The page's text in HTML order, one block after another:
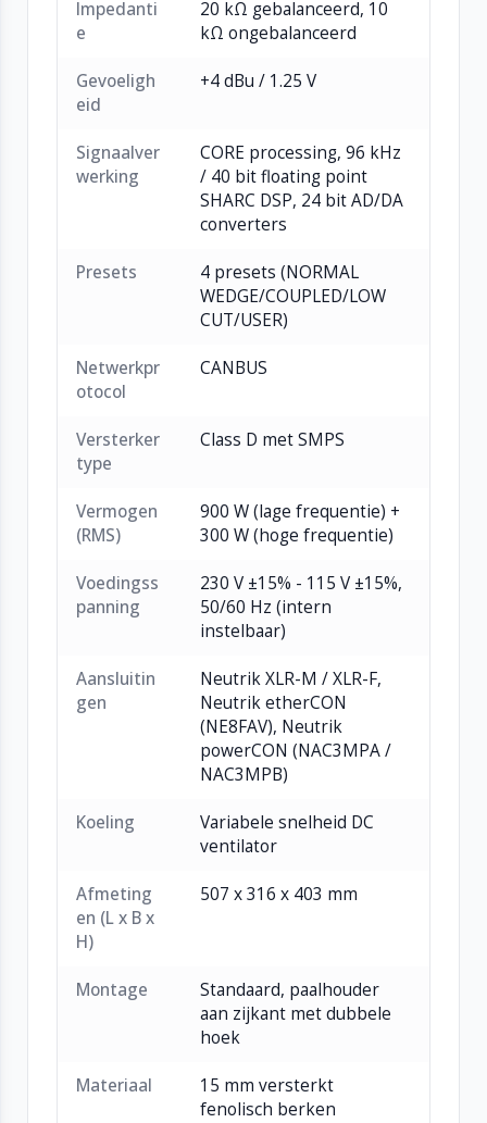
Impedanti
e
20 kΩ gebalanceerd, 10
kΩ ongebalanceerd
Gevoeligh
eid
+4 dBu / 1.25 V
Signaalver
werking
CORE processing, 96 kHz
/ 40 bit floating point
SHARC DSP, 24 bit AD/DA
converters
Presets
4 presets (NORMAL
WEDGE/COUPLED/LOW
CUT/USER)
Netwerkpr
otocol
CANBUS
Versterker
type
Class D met SMPS
Vermogen
(RMS)
900 W (lage frequentie) +
300 W (hoge frequentie)
Voedingss
panning
230 V ±15% - 115 V ±15%,
50/60 Hz (intern
instelbaar)
Aansluitin
gen
Neutrik XLR-M / XLR-F,
Neutrik etherCON
(NE8FAV), Neutrik
powerCON (NAC3MPA /
NAC3MPB)
Koeling
Variabele snelheid DC
ventilator
Afmeting
en (L x B x
H)
507 x 316 x 403 mm
Montage
Standaard, paalhouder
aan zijkant met dubbele
hoek
Materiaal
15 mm versterkt
fenolisch berken